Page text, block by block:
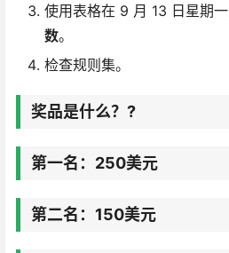
使用表格在 9 月 13 日星期
数。
检查规则集。
奖品是什么？?
第一名：250美元
第二名：150美元